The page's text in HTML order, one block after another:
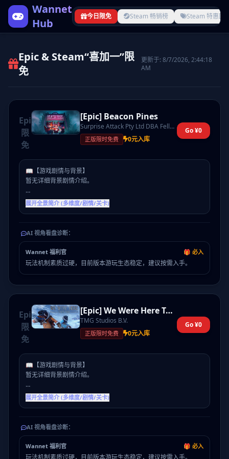
Wannet
Hub
今日限免 Steam 畅销榜 Steam 特惠区
Epic & Steam“喜加一”限
免
更新于: 8/7/2026, 2:44:18
AM
Epic
限
免
[Epic] Beacon Pines
Surprise Attack Pty Ltd DBA Fellow Traveller Games
正版限时免费 0元入库
Go ¥0
📖【游戏剧情与背景】
暂无详细背景剧情介绍。
🎮【核心玩法介绍】
Beacon Pines is a cute and creepy adventure game. Sneak out
words that will change the course of fate!
🏰【关卡与特色系统】
探索与实时系统表现稳定。
展开全景简介 (多维度/剧情/关卡)
AI 视角看盘诊断：
Wannet 福利官 🎁 必入
玩法机制素质过硬，目前版本游玩生态稳定，建议按需入手。
Epic
限
免
[Epic] We Were Here Together
TMG Studios B.V.
正版限时免费 0元入库
Go ¥0
📖【游戏剧情与背景】
暂无详细背景剧情介绍。
🎮【核心玩法介绍】
自踏足这片荒芜的冻原起，我们接二连三遇到怪事。咆哮的暴风
我们，没人能援救这群受困的人。但我们能活着回来呢？能一起回
🏰【关卡与特色系统】
展开全景简介 (多维度/剧情/关卡)
AI 视角看盘诊断：
Wannet 福利官 🎁 必入
玩法机制素质过硬，目前版本游玩生态稳定，建议按需入手。